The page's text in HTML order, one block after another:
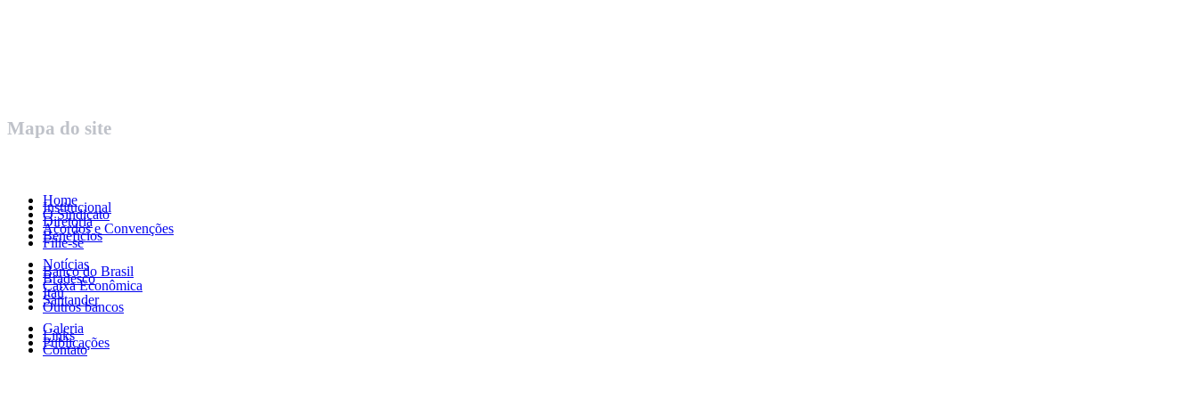
Mapa do site
Home
Institucional
O Sindicato
Diretoria
Acordos e Convenções
Benefícios
Filie-se
Notícias
Banco do Brasil
Bradesco
Caixa Econômica
Itaú
Santander
Outros bancos
Galeria
Links
Publicações
Contato